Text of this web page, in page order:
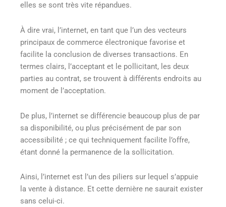
elles se sont très vite répandues.
À dire vrai, l’internet, en tant que l’un des vecteurs
principaux de commerce électronique favorise et
facilite la conclusion de diverses transactions. En
termes clairs, l’acceptant et le pollicitant, les deux
parties au contrat, se trouvent à différents endroits au
moment de l’acceptation.
De plus, l’internet se différencie beaucoup plus de par
sa disponibilité, ou plus précisément de par son
accessibilité ; ce qui techniquement facilite l’offre,
étant donné la permanence de la sollicitation.
Ainsi, l’internet est l’un des piliers sur lequel s’appuie
la vente à distance. Et cette dernière ne saurait exister
sans celui-ci.